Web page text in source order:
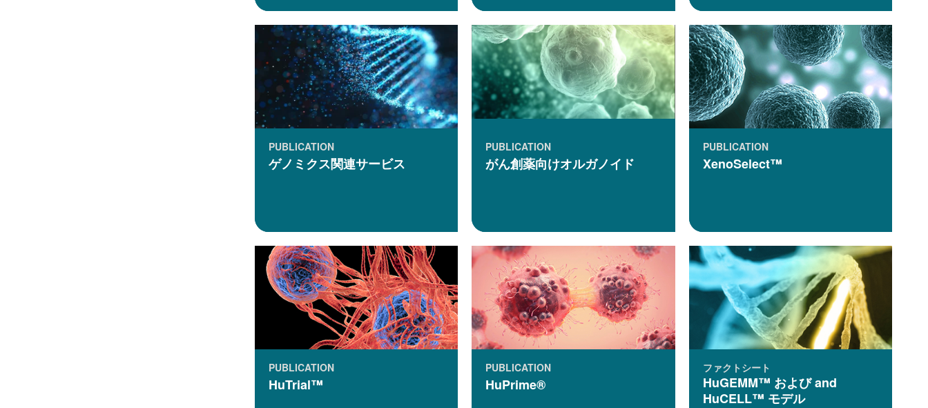
PUBLICATION
ゲノミクス関連サービス
PUBLICATION
がん創薬向けオルガノイド
PUBLICATION
XenoSelect™
PUBLICATION
HuTrial™
PUBLICATION
HuPrime®
ファクトシート
HuGEMM™ および and
HuCELL™ モデル